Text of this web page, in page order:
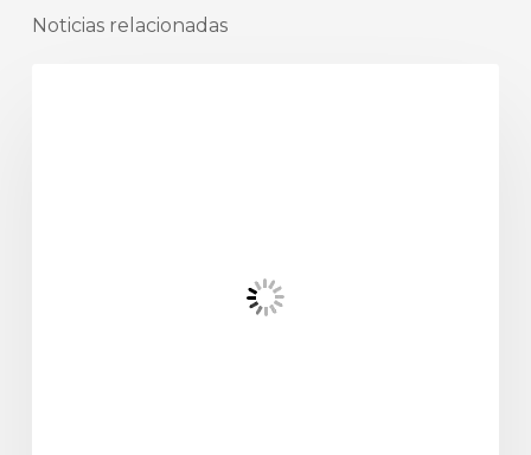
Noticias relacionadas